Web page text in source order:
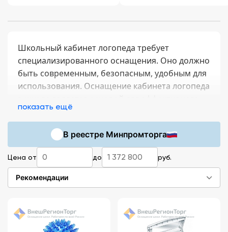
Школьный кабинет логопеда требует
специализированного оснащения. Оно должно
быть современным, безопасным, удобным для
использования. Оснащение кабинета логопеда
логопедического сопровождения детей
младшего и среднего школьного возраста в
рамках общеобразовательного учреждения.
Для эффективного процесса обучения
необходимы дидактические материалы,
комфортная мебель, инструментарий,
развивающие игры.
показать ещё
В реестре Минпромторга
Цена от до руб.
Рекомендации